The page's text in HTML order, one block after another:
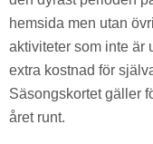
hemsida men utan
aktiviteter som inte är
extra kostnad för
Säsongskortet gäller
året runt.